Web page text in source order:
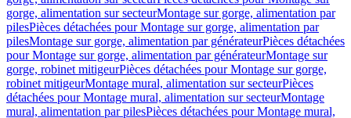
gorge, alimentation sur secteurMontage sur gorge, alimentation par
pilesPièces détachées pour Montage sur gorge, alimentation par
pilesMontage sur gorge, alimentation par générateurPièces détachées
pour Montage sur gorge, alimentation par générateurMontage sur
gorge, robinet mitigeurPièces détachées pour Montage sur gorge,
robinet mitigeurMontage mural, alimentation sur secteurPièces
détachées pour Montage mural, alimentation sur secteurMontage
mural, alimentation par pilesPièces détachées pour Montage mural,